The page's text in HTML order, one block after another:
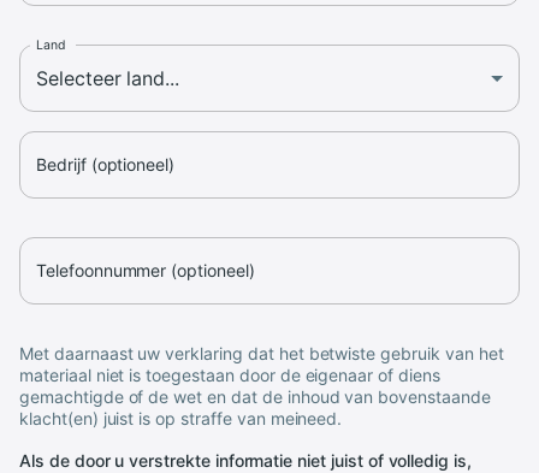
Land
Bedrijf (optioneel)
Telefoonnummer (optioneel)
Met daarnaast uw verklaring dat het betwiste gebruik van het
materiaal niet is toegestaan door de eigenaar of diens
gemachtigde of de wet en dat de inhoud van bovenstaande
klacht(en) juist is op straffe van meineed.
Als de door u verstrekte informatie niet juist of volledig is,